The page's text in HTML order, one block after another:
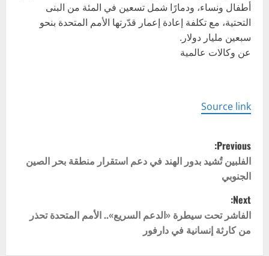
أطفال ونساء، ودمارًا شمل تسعين في المئة من البنى
التحتية، مع تكلفة إعادة إعمار قدّرتها الأمم المتحدة بنحو
سبعين مليار دولار.
عن وكالات عالمية
Source link
P
o
s
t
n
Previous:
الفلبين تُشيد بدور الهند في دعم استقرار منطقة بحر الصين
الجنوبي
Next:
الفاشر تحت سيطرة «الدعم السريع».. الأمم المتحدة تحذر
من كارثة إنسانية في دارفور